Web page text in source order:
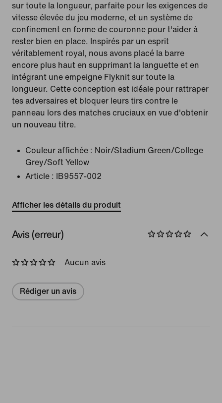
sur toute la longueur, parfaite pour les exigences de
vitesse élevée du jeu moderne, et un système de
confinement en forme de couronne pour t'aider à
rester bien en place. Inspirés par un esprit
véritablement royal, nous avons placé la barre
encore plus haut en supprimant la languette et en
intégrant une empeigne Flyknit sur toute la
longueur. Cette conception est idéale pour rattraper
tes adversaires et bloquer leurs tirs contre le
panneau lors des matches cruciaux en vue d'obtenir
un nouveau titre.
Couleur affichée : Noir/Stadium Green/College
Grey/Soft Yellow
Article :
IB9557-002
Afficher les détails du produit
Avis (erreur)
Aucun avis
Rédiger un avis